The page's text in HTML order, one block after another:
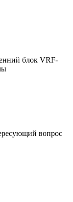
блок VRF-
вопрос